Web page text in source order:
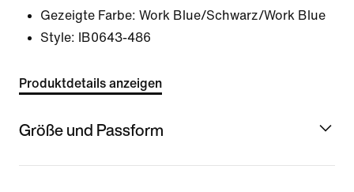
Gezeigte Farbe: Work Blue/Schwarz/Work Blue
Style:
IB0643-486
Produktdetails anzeigen
Größe und Passform